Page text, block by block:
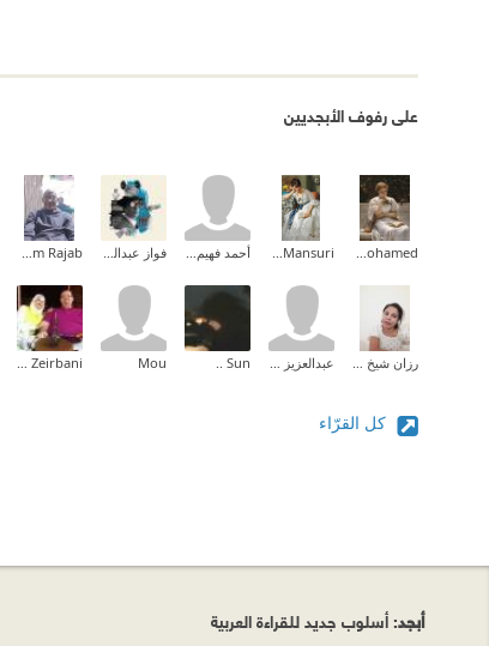
على رفوف الأبجديين
Aliaa Mohamed
Enas Al-Mansuri أحمد فهيم القاضى فواز عبدالمحسن Essam Rajab
رزان شيخ حسن عبدالعزيز العنزي Sun ..
Mou
Sana Zeirbani
كل القرّاء
أبجد: أسلوب جديد للقراءة العربية